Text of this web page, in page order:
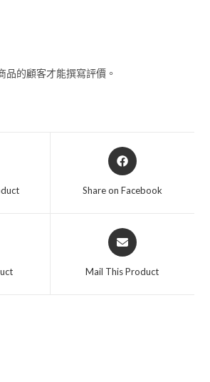
品的顧客才能撰寫評價。
Share on Facebook
Mail This Product